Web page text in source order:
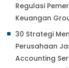
Regulasi
Keuangan
30 Strategi
Perusahaan
Accounting